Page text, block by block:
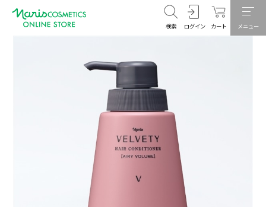
検索 ログイン カート メニュー